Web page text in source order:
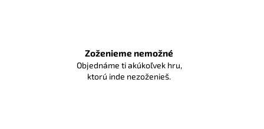
Zoženieme nemožné
Objednáme ti akúkoľvek hru,
ktorú inde nezoženieš.